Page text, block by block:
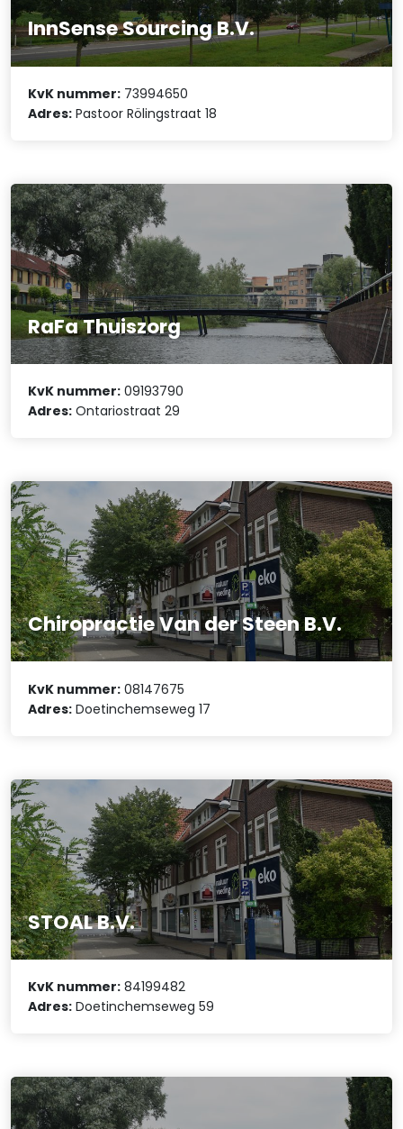
InnSense Sourcing B.V.
KvK nummer: 73994650
Adres: Pastoor Rölingstraat 18
RaFa Thuiszorg
KvK nummer: 09193790
Adres: Ontariostraat 29
Chiropractie Van der Steen B.V.
KvK nummer: 08147675
Adres: Doetinchemseweg 17
STOAL B.V.
KvK nummer: 84199482
Adres: Doetinchemseweg 59